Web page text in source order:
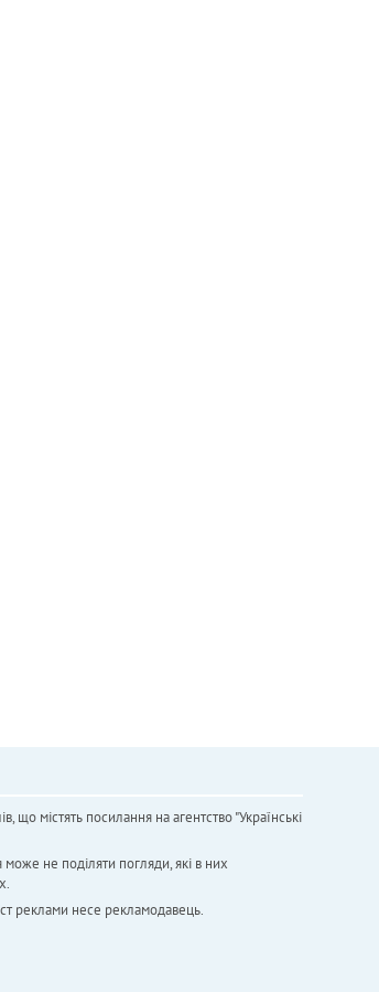
що містять посилання на агентство "Українськi
не поділяти погляди, які в них
реклами несе рекламодавець.